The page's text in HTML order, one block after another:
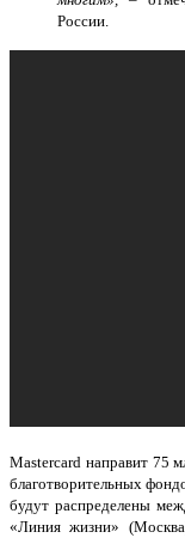
России.
Mastercard направит 75
благотворительных
будут распределены
«Линия жизни»